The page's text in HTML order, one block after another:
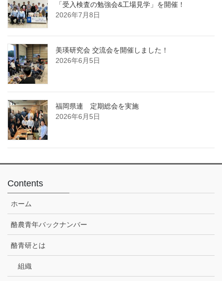
「受入検査の勉強会&工場見学」を開催！
2026年7月8日
美瑛研究会 交流会を開催しました！
2026年6月5日
福岡県連 定期総会を実施
2026年6月5日
Contents
ホーム
酪農青年バックナンバー
酪青研とは
組織